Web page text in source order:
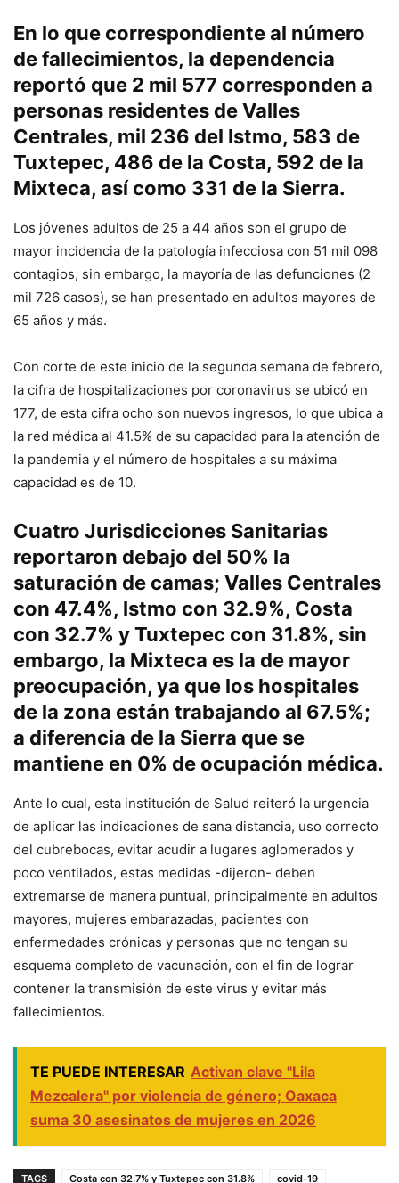
En lo que correspondiente al número
de fallecimientos, la dependencia
reportó que 2 mil 577 corresponden a
personas residentes de Valles
Centrales, mil 236 del Istmo, 583 de
Tuxtepec, 486 de la Costa, 592 de la
Mixteca, así como 331 de la Sierra.
Los jóvenes adultos de 25 a 44 años son el grupo de
mayor incidencia de la patología infecciosa con 51 mil 098
contagios, sin embargo, la mayoría de las defunciones (2
mil 726 casos), se han presentado en adultos mayores de
65 años y más.
Con corte de este inicio de la segunda semana de febrero,
la cifra de hospitalizaciones por coronavirus se ubicó en
177, de esta cifra ocho son nuevos ingresos, lo que ubica a
la red médica al 41.5% de su capacidad para la atención de
la pandemia y el número de hospitales a su máxima
capacidad es de 10.
Cuatro Jurisdicciones Sanitarias
reportaron debajo del 50% la
saturación de camas; Valles Centrales
con 47.4%, Istmo con 32.9%, Costa
con 32.7% y Tuxtepec con 31.8%, sin
embargo, la Mixteca es la de mayor
preocupación, ya que los hospitales
de la zona están trabajando al 67.5%;
a diferencia de la Sierra que se
mantiene en 0% de ocupación médica.
Ante lo cual, esta institución de Salud reiteró la urgencia
de aplicar las indicaciones de sana distancia, uso correcto
del cubrebocas, evitar acudir a lugares aglomerados y
poco ventilados, estas medidas -dijeron- deben
extremarse de manera puntual, principalmente en adultos
mayores, mujeres embarazadas, pacientes con
enfermedades crónicas y personas que no tengan su
esquema completo de vacunación, con el fin de lograr
contener la transmisión de este virus y evitar más
fallecimientos.
TE PUEDE INTERESAR Activan clave "Lila
Mezcalera" por violencia de género; Oaxaca
suma 30 asesinatos de mujeres en 2026
TAGS Costa con 32.7% y Tuxtepec con 31.8%
covid-19